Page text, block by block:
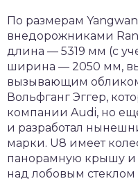
По размерам
внедорожниками
длина — 5319 мм (с
ширина — 2050 мм,
вызывающим
Вольфганг Эггер,
компании Audi, но
и разработал
марки. U8 имеет
панорамную крышу и
над лобовым стеклом